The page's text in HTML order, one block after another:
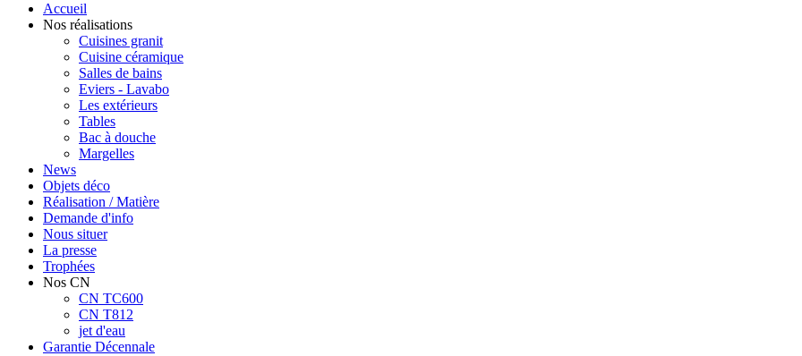
Accueil
Nos réalisations
Cuisines granit
Cuisine céramique
Salles de bains
Eviers - Lavabo
Les extérieurs
Tables
Bac à douche
Margelles
News
Objets déco
Réalisation / Matière
Demande d'info
Nous situer
La presse
Trophées
Nos CN
CN TC600
CN T812
jet d'eau
Garantie Décennale